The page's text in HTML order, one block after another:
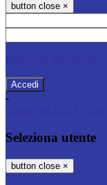
button close ×
-
Seleziona utente
button close ×